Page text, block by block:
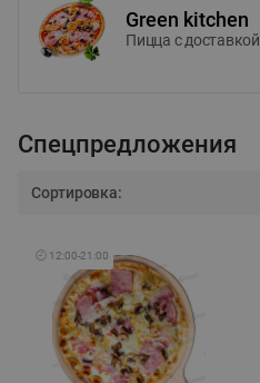
Green kitchen
Пицца c
Спецпредложения
Сортировка:
🕘 12:00-21:00